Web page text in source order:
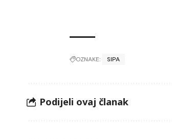
OZNAKE: SIPA
Podijeli ovaj članak